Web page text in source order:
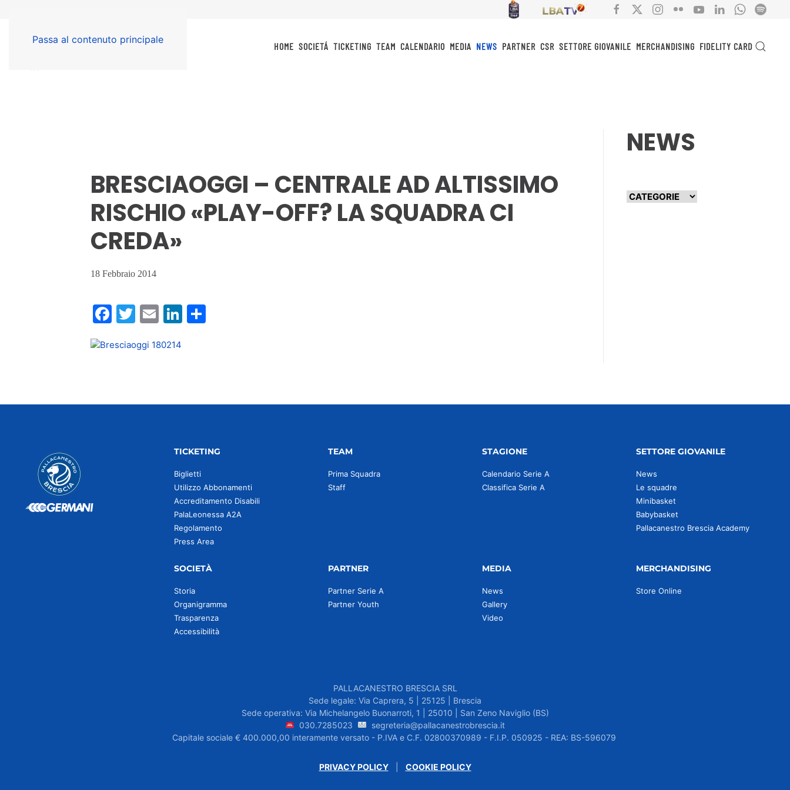
Passa al contenuto principale
HOME SOCIETÁ TICKETING TEAM CALENDARIO MEDIA NEWS PARTNER CSR SETTORE GIOVANILE MERCHANDISING FIDELITY CARD
BRESCIAOGGI – CENTRALE AD ALTISSIMO
RISCHIO «PLAY-OFF? LA SQUADRA CI
CREDA»
18 Febbraio 2014
Facebook
Twitter
EmailLinkedIn
NEWS
TICKETING
Biglietti
Utilizzo Abbonamenti
Accreditamento Disabili
PalaLeonessa A2A
Regolamento
Press Area
TEAM
Prima Squadra
Staff
STAGIONE
Calendario Serie A
Classifica Serie A
SETTORE GIOVANILE
News
Le squadre
Minibasket
Babybasket
Pallacanestro Brescia Academy
SOCIETÀ
Storia
Organigramma
Trasparenza
Accessibilità
PARTNER
Partner Serie A
Partner Youth
MEDIA
News
Gallery
Video
MERCHANDISING
Store Online
PALLACANESTRO BRESCIA SRL
Sede legale: Via Caprera, 5 | 25125 | Brescia
Sede operativa: Via Michelangelo Buonarroti, 1 | 25010 | San Zeno Naviglio (BS)
030.7285023
segreteria@pallacanestrobrescia.it
Capitale sociale € 400.000,00 interamente versato - P.IVA e C.F. 02800370989 - F.I.P. 050925 - REA: BS-596079
PRIVACY POLICY| COOKIE POLICY